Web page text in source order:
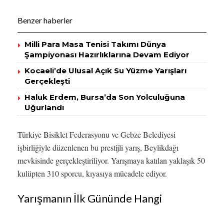
Benzer haberler
Milli Para Masa Tenisi Takımı Dünya
Şampiyonası Hazırlıklarına Devam Ediyor
Kocaeli’de Ulusal Açık Su Yüzme Yarışları
Gerçekleşti
Haluk Erdem, Bursa’da Son Yolculuğuna
Uğurlandı
Türkiye Bisiklet Federasyonu ve Gebze Belediyesi
işbirliğiyle düzenlenen bu prestijli yarış, Beylikdağı
mevkisinde gerçekleştiriliyor. Yarışmaya katılan yaklaşık 50
kulüpten 310 sporcu, kıyasıya mücadele ediyor.
Yarışmanın İlk Gününde Hangi